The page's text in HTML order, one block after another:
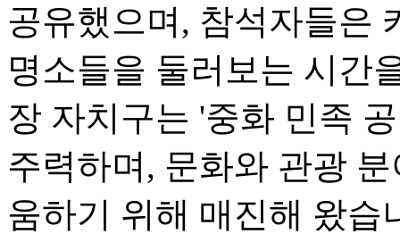
공유했으며, 참석자들은
명소들을 둘러보는 시간
장 자치구는 '중화 민족
주력하며, 문화와 관광
움하기 위해 매진해 왔습